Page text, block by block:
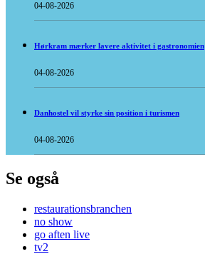
04-08-2026
Hørkram mærker lavere aktivitet i gastronomien
04-08-2026
Danhostel vil styrke sin position i turismen
04-08-2026
Se også
restaurationsbranchen
no show
go aften live
tv2